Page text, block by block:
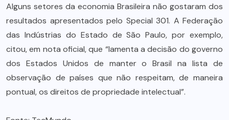
Alguns setores da economia Brasileira não gostaram dos
resultados apresentados pelo Special 301. A Federação
das Indústrias do Estado de São Paulo, por exemplo,
citou, em nota oficial, que “lamenta a decisão do governo
dos Estados Unidos de manter o Brasil na lista de
observação de países que não respeitam, de maneira
pontual, os direitos de propriedade intelectual”.